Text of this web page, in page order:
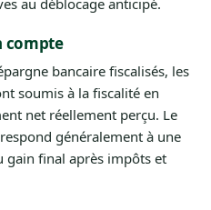
au déblocage anticipé.
compte
bancaire fiscalisés, les
soumis à la fiscalité en
net réellement perçu. Le
généralement à une
gain final après impôts et